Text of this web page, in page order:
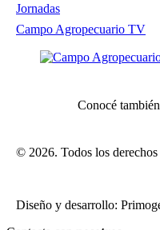
Jornadas
Campo Agropecuario TV
Conocé
© 2026. Todos los derechos
Diseño y desarrollo: